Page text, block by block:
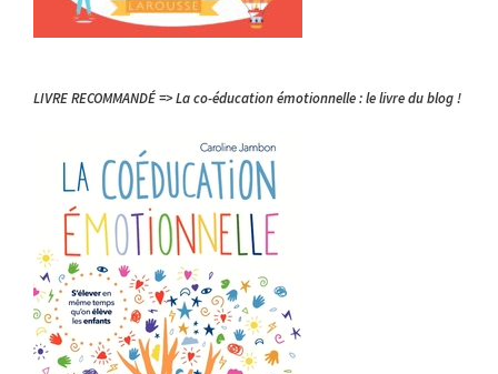
LIVRE RECOMMANDÉ => La co-éducation émotionnelle : le livre du blog !